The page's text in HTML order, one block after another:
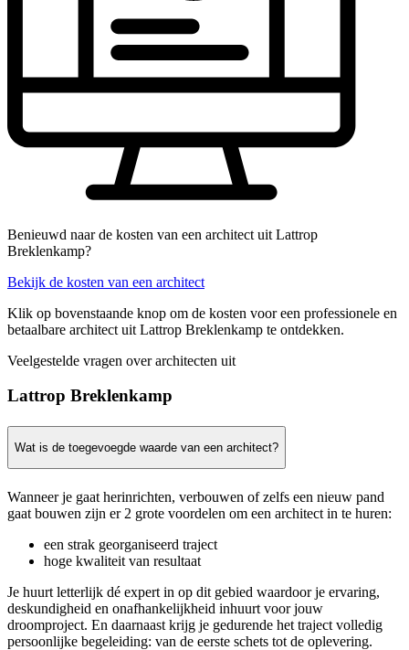
Benieuwd naar de kosten van een architect uit Lattrop
Breklenkamp?
Bekijk de kosten van een architect
Klik op bovenstaande knop om de kosten voor een professionele en
betaalbare architect uit Lattrop Breklenkamp te ontdekken.
Veelgestelde vragen over architecten uit
Lattrop Breklenkamp
Wat is de toegevoegde waarde van een architect?
Wanneer je gaat herinrichten, verbouwen of zelfs een nieuw pand
gaat bouwen zijn er 2 grote voordelen om een architect in te huren:
een strak georganiseerd traject
hoge kwaliteit van resultaat
Je huurt letterlijk dé expert in op dit gebied waardoor je ervaring,
deskundigheid en onafhankelijkheid inhuurt voor jouw
droomproject. En daarnaast krijg je gedurende het traject volledig
persoonlijke begeleiding: van de eerste schets tot de oplevering.